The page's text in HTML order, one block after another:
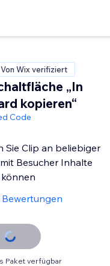
Von Wix verifiziert
„In
kopieren“
Code
Sie Clip an beliebiger
Besucher Inhalte
Bewertungen
Paket verfügbar